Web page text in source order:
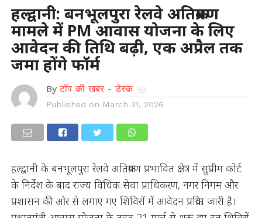
हल्द्वानी: बनभूलपुरा रेलवे अतिक्रमण
मामले में PM आवास योजना के लिए
आवेदन की तिथि बढ़ी, एक अप्रैल तक
जमा होंगे फॉर्म
By टॉप की खबर - डेस्क
Published on March 31, 2026
हल्द्वानी के बनभूलपुरा रेलवे अतिक्रमण प्रभावित क्षेत्र में सुप्रीम कोर्ट
के निर्देश के बाद राज्य विधिक सेवा प्राधिकरण, नगर निगम और
प्रशासन की ओर से लगाए गए शिविरों में आवेदन प्रक्रिया जारी है।